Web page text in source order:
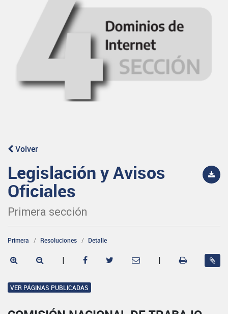
Volver
Legislación y Avisos
Oficiales
Primera sección
Primera Resoluciones Detalle
| |
VER PÁGINAS PUBLICADAS